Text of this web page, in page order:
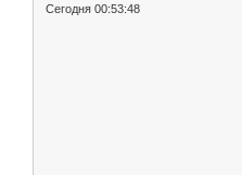
Сегодня 00:53:48